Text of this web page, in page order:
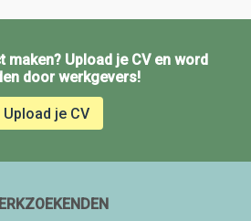
maken? Upload je CV en word
door werkgevers!
Upload je CV